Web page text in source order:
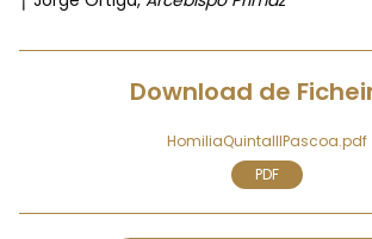
Download de
HomiliaQuintaIIIPascoa.pdf
PDF